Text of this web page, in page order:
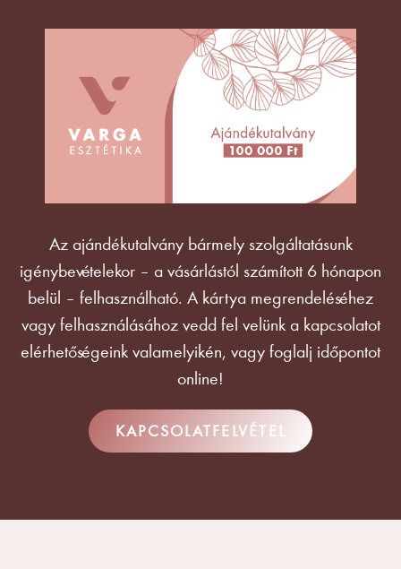
Az ajándékutalvány bármely szolgáltatásunk
igénybevételekor – a vásárlástól számított 6 hónapon
belül – felhasználható. A kártya megrendeléséhez
vagy felhasználásához vedd fel velünk a kapcsolatot
elérhetőségeink valamelyikén, vagy foglalj időpontot
online!
KAPCSOLATFELVÉTEL